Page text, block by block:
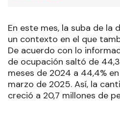
En este mes, la suba de la
un contexto en el que
De acuerdo con lo
de ocupación saltó de
meses de 2024 a 44,4%
marzo de 2025. Así, la
creció a 20,7 millones de